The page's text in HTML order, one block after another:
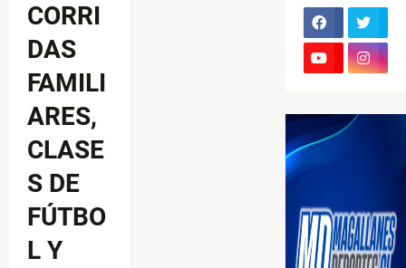
CORRI
DAS
FAMILI
ARES,
CLASE
S DE
FÚTBO
L Y